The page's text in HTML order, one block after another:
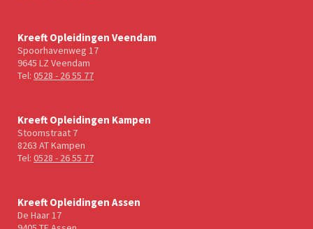
Kreeft Opleidingen Veendam
Spoorhavenweg 17
9645 LZ Veendam
Tel: 0528 - 26 55 77
Kreeft Opleidingen Kampen
Stoomstraat 7
8263 AT Kampen
Tel: 0528 - 26 55 77
Kreeft Opleidingen Assen
De Haar 17